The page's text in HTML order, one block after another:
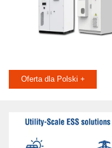
Oferta dla Polski +